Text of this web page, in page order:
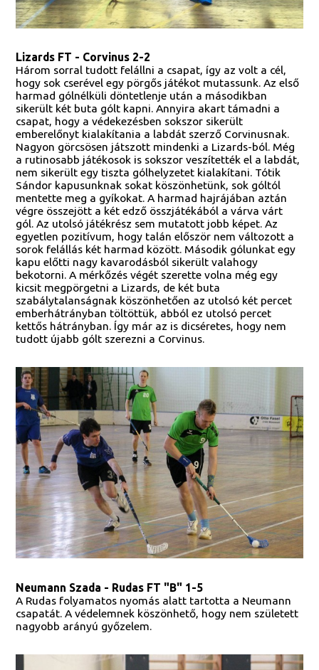
Lizards FT - Corvinus 2-2
Három sorral tudott felállni a csapat, így az volt a cél,
hogy sok cserével egy pörgős játékot mutassunk. Az első
harmad gólnélküli döntetlenje után a másodikban
sikerült két buta gólt kapni. Annyira akart támadni a
csapat, hogy a védekezésben sokszor sikerült
emberelőnyt kialakítania a labdát szerző Corvinusnak.
Nagyon görcsösen játszott mindenki a Lizards-ból. Még
a rutinosabb játékosok is sokszor veszítették el a labdát,
nem sikerült egy tiszta gólhelyzetet kialakítani. Tótik
Sándor kapusunknak sokat köszönhetünk, sok góltól
mentette meg a gyíkokat. A harmad hajrájában aztán
végre összejött a két edző összjátékából a várva várt
gól. Az utolsó játékrész sem mutatott jobb képet. Az
egyetlen pozitívum, hogy talán először nem változott a
sorok felállás két harmad között. Második gólunkat egy
kapu előtti nagy kavarodásból sikerült valahogy
bekotorni. A mérkőzés végét szerette volna még egy
kicsit megpörgetni a Lizards, de két buta
szabálytalanságnak köszönhetően az utolsó két percet
emberhátrányban töltöttük, abból ez utolsó percet
kettős hátrányban. Így már az is dicséretes, hogy nem
tudott újabb gólt szerezni a Corvinus.
Neumann Szada - Rudas FT "B" 1-5
A Rudas folyamatos nyomás alatt tartotta a Neumann
csapatát. A védelemnek köszönhető, hogy nem született
nagyobb arányú győzelem.